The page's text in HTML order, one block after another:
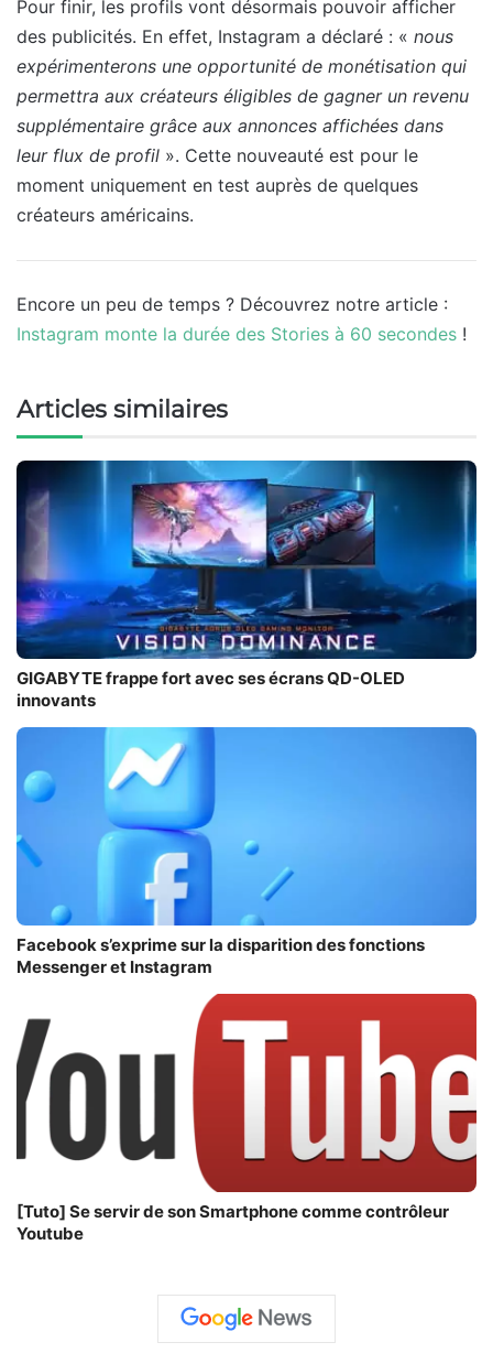
Pour finir, les profils vont désormais pouvoir afficher
des publicités. En effet, Instagram a déclaré : « nous
expérimenterons une opportunité de monétisation qui
permettra aux créateurs éligibles de gagner un revenu
supplémentaire grâce aux annonces affichées dans
leur flux de profil ». Cette nouveauté est pour le
moment uniquement en test auprès de quelques
créateurs américains.
Encore un peu de temps ? Découvrez notre article :
Instagram monte la durée des Stories à 60 secondes !
Articles similaires
GIGABYTE frappe fort avec ses écrans QD-OLED
innovants
Facebook s’exprime sur la disparition des fonctions
Messenger et Instagram
[Tuto] Se servir de son Smartphone comme contrôleur
Youtube